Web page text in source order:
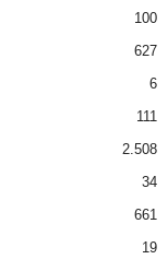
100
627
6
111
2.508
34
661
19